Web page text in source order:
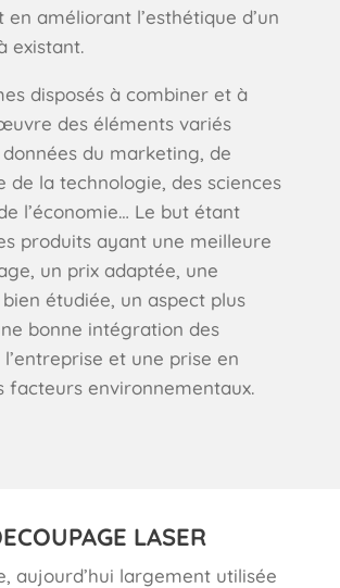
améliorant l’esthétique d’un
existant.
disposés à combiner et à
des éléments variés
du marketing, de
de la technologie, des sciences
l’économie… Le but étant
produits ayant une meilleure
un prix adaptée, une
étudiée, un aspect plus
bonne intégration des
et une prise en
facteurs environnementaux.
LASER
aujourd’hui largement utilisée